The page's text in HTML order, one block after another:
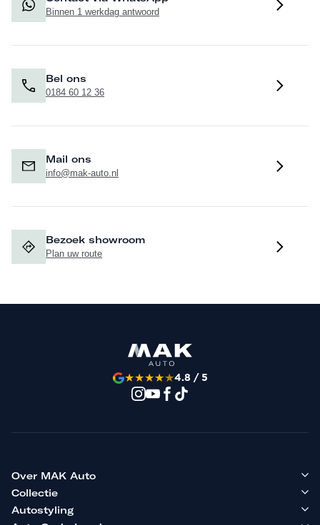
Binnen 1 werkdag antwoord
Bel ons
0184 60 12 36
Mail ons
info@mak-auto.nl
Bezoek showroom
Plan uw route
★★★★★4.8 / 5
Over MAK Auto
Collectie
Autostyling